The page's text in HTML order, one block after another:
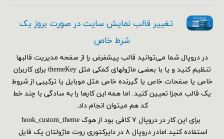
تغییر قالب نمایش سایت در صورت بروز یک
شرط خاص
در دروپال شما می‌توانید قالب پیشفرض را از صفحه مدیریت قالبها
تنظیم کنید و یا با بعضی ماژولهای کمکی مثل themeKey برای کاربران
خاص یا صفحات خاص یا گیرنده خاص مثل موبایل یا ترکیبی از شروط
یک قالب مجزا تعیین کنید. اما همه این کارها را به سادگی با چند خط
کد هم می‎توان انجام داد.
برای این کار در دروپال ۷ کافی بود از هوک hook_custom_theme
استفاده کنید.امادر دروپال ۸ در دایرکتوری روت ماژولتان یک فایل